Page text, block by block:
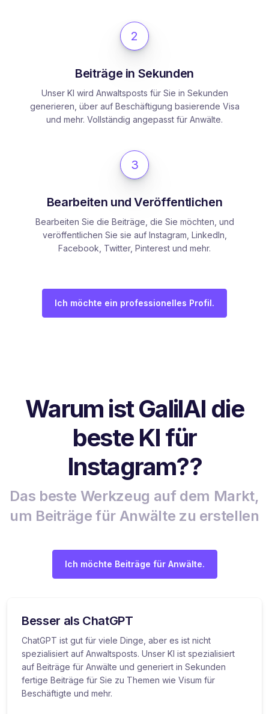
2
Beiträge in Sekunden
Unser KI wird Anwaltsposts für Sie in Sekunden
generieren, über auf Beschäftigung basierende Visa
und mehr. Vollständig angepasst für Anwälte.
3
Bearbeiten und Veröffentlichen
Bearbeiten Sie die Beiträge, die Sie möchten, und
veröffentlichen Sie sie auf Instagram, LinkedIn,
Facebook, Twitter, Pinterest und mehr.
Ich möchte ein professionelles Profil.
Warum ist GalilAI die
beste KI für
Instagram??
Das beste Werkzeug auf dem Markt,
um Beiträge für Anwälte zu erstellen
Ich möchte Beiträge für Anwälte.
Besser als ChatGPT
ChatGPT ist gut für viele Dinge, aber es ist nicht
spezialisiert auf Anwaltsposts. Unser KI ist spezialisiert
auf Beiträge für Anwälte und generiert in Sekunden
fertige Beiträge für Sie zu Themen wie Visum für
Beschäftigte und mehr.